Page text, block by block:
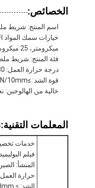
منتجات
معلومات عنا
جولة في المعمل
مراقبة الجودة
اتصل بنا
شريط عازل لاصق
شريط عزل قماش
شريط عازل مقاوم
الخصائص:
اسم المنتج: شريط
ميكرومتر، 25 ميكرومتر، و 50 ميكرومتر
فئة المنتج: شريط
درجة حرارة العمل: 180 درجة مئوية (طويل الأجل)
قوة الشد: ≥25N/10mm
خالية من الهالوجين:
المعلمات التقنية:
خدمات